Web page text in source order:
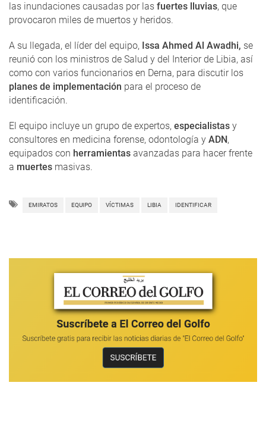
las inundaciones causadas por las fuertes lluvias, que
provocaron miles de muertos y heridos.
A su llegada, el líder del equipo, Issa Ahmed Al Awadhi, se
reunió con los ministros de Salud y del Interior de Libia, así
como con varios funcionarios en Derna, para discutir los
planes de implementación para el proceso de
identificación.
El equipo incluye un grupo de expertos, especialistas y
consultores en medicina forense, odontología y ADN,
equipados con herramientas avanzadas para hacer frente
a muertes masivas.
EMIRATOS EQUIPO VÍCTIMAS LIBIA IDENTIFICAR